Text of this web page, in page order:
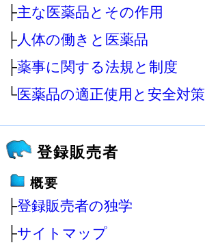
├主な医薬品とその作用
├人体の働きと医薬品
├薬事に関する法規と制度
└医薬品の適正使用と安全対策
登録販売者
概要
├登録販売者の独学
├サイトマップ